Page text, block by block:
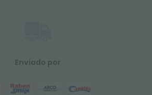
Enviado por